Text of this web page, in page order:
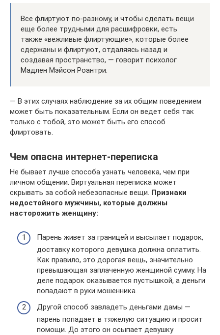
Все флиртуют по-разному, и чтобы сделать вещи
еще более трудными для расшифровки, есть
также «вежливые флиртующие», которые более
сдержаны и флиртуют, отдаляясь назад и
создавая пространство, — говорит психолог
Мадлен Мэйсон Роантри.
— В этих случаях наблюдение за их общим поведением
может быть показательным. Если он ведет себя так
только с тобой, это может быть его способ
флиртовать.
Чем опасна интернет-переписка
Не бывает лучше способа узнать человека, чем при
личном общении. Виртуальная переписка может
скрывать за собой небезопасные вещи. Признаки
недостойного мужчины, которые должны
насторожить женщину:
Парень живет за границей и высылает подарок,
доставку которого девушка должна оплатить.
Как правило, это дорогая вещь, значительно
превышающая заплаченную женщиной сумму. На
деле подарок оказывается пустышкой, а деньги
попадают в руки мошенника.
Другой способ завладеть деньгами дамы —
парень попадает в тяжелую ситуацию и просит
помощи. До этого он осыпает девушку